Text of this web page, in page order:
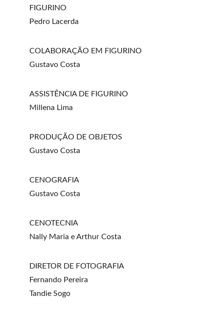
FIGURINO
Pedro Lacerda
COLABORAÇÃO EM FIGURINO
Gustavo Costa
ASSISTÊNCIA DE FIGURINO
Millena Lima
PRODUÇÃO DE OBJETOS
Gustavo Costa
CENOGRAFIA
Gustavo Costa
CENOTECNIA
Nally Maria e Arthur Costa
DIRETOR DE FOTOGRAFIA
Fernando Pereira
Tandie Sogo